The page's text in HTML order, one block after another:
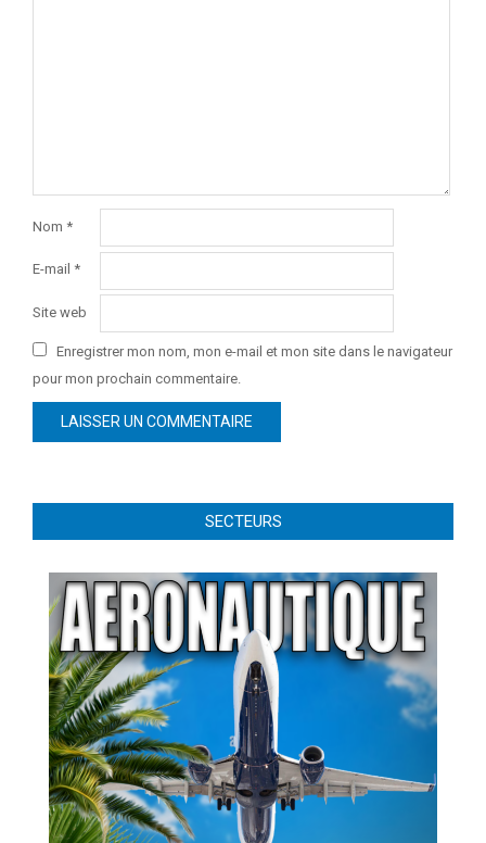
Nom *
E-mail *
Site web
Enregistrer mon nom, mon e-mail et mon site dans le navigateur
pour mon prochain commentaire.
SECTEURS